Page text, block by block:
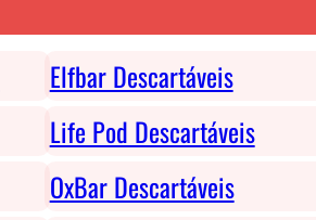
Elfbar Descartáveis
Life Pod Descartáveis
OxBar Descartáveis